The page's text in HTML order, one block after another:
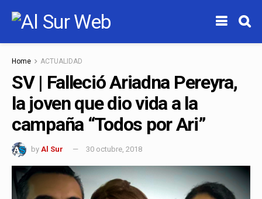
Home ACTUALIDAD
SV | Falleció Ariadna Pereyra,
la joven que dio vida a la
campaña “Todos por Ari”
by Al Sur 30 octubre, 2018